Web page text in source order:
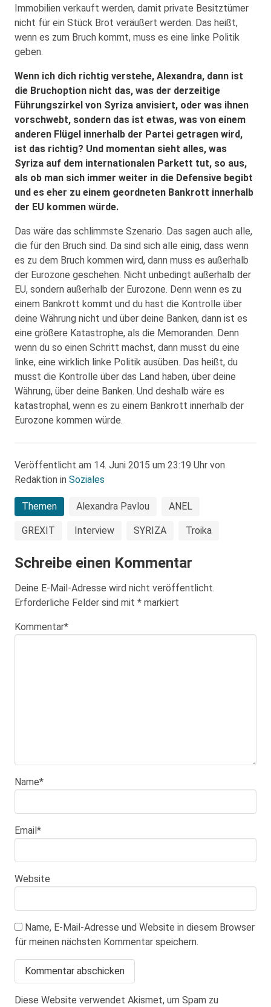
Immobilien verkauft werden, damit private Besitztümer
nicht für ein Stück Brot veräußert werden. Das heißt,
wenn es zum Bruch kommt, muss es eine linke Politik
geben.
Wenn ich dich richtig verstehe, Alexandra, dann ist
die Bruchoption nicht das, was der derzeitige
Führungszirkel von Syriza anvisiert, oder was ihnen
vorschwebt, sondern das ist etwas, was von einem
anderen Flügel innerhalb der Partei getragen wird,
ist das richtig? Und momentan sieht alles, was
Syriza auf dem internationalen Parkett tut, so aus,
als ob man sich immer weiter in die Defensive begibt
und es eher zu einem geordneten Bankrott innerhalb
der EU kommen würde.
Das wäre das schlimmste Szenario. Das sagen auch alle,
die für den Bruch sind. Da sind sich alle einig, dass wenn
es zu dem Bruch kommen wird, dann muss es außerhalb
der Eurozone geschehen. Nicht unbedingt außerhalb der
EU, sondern außerhalb der Eurozone. Denn wenn es zu
einem Bankrott kommt und du hast die Kontrolle über
deine Währung nicht und über deine Banken, dann ist es
eine größere Katastrophe, als die Memoranden. Denn
wenn du so einen Schritt machst, dann musst du eine
linke, eine wirklich linke Politik ausüben. Das heißt, du
musst die Kontrolle über das Land haben, über deine
Währung, über deine Banken. Und deshalb wäre es
katastrophal, wenn es zu einem Bankrott innerhalb der
Eurozone kommen würde.
Veröffentlicht am 14. Juni 2015 um 23:19 Uhr von
Redaktion in Soziales
Themen Alexandra Pavlou ANEL
GREXIT Interview SYRIZA Troika
Schreibe einen Kommentar
Deine E-Mail-Adresse wird nicht veröffentlicht.
Erforderliche Felder sind mit * markiert
Kommentar*
Name*
Email *
Website
Name, E-Mail-Adresse und Website in diesem Browser
für meinen nächsten Kommentar speichern.
Diese Website verwendet Akismet, um Spam zu